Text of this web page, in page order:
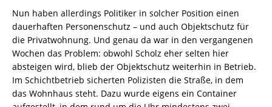
Nun haben allerdings Politiker in solcher Position einen
dauerhaften Personenschutz – und auch Objektschutz für
die Privatwohnung. Und genau da war in den vergangenen
Wochen das Problem: obwohl Scholz eher selten hier
absteigen wird, blieb der Objektschutz weiterhin in Betrieb.
Im Schichtbetrieb sicherten Polizisten die Straße, in dem
das Wohnhaus steht. Dazu wurde eigens ein Container